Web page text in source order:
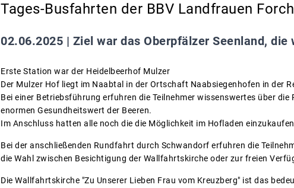
Tages-Busfahrten der BBV Landfrauen
02.06.2025 | Ziel war das Oberpfälzer Seenland,
Erste Station war der Heidelbeerhof Mulzer
Der Mulzer Hof liegt im Naabtal in der Ortschaft Naabsiegenhofen in der
Bei einer Betriebsführung erfuhren die Teilnehmer wissenswertes über
enormen Gesundheitswert der Beeren.
Im Anschluss hatten alle noch die die Möglichkeit im Hofladen
Bei der anschließenden Rundfahrt durch Schwandorf erfuhren die
die Wahl zwischen Besichtigung der Wallfahrtskirche oder zur freien
Die Wallfahrtskirche "Zu Unserer Lieben Frau vom Kreuzberg" ist das